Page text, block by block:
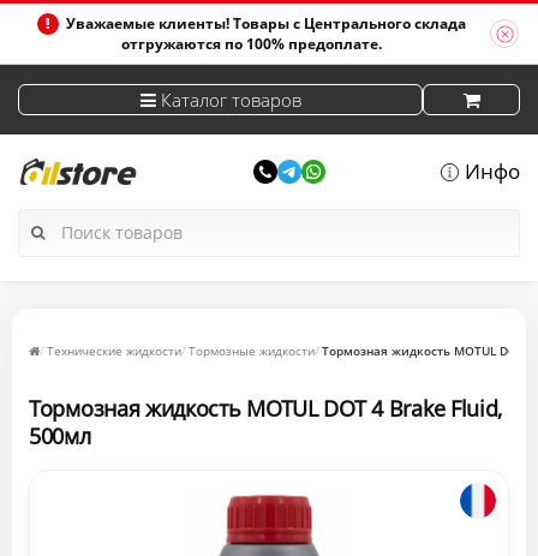
Уважаемые клиенты! Товары с Центрального склада
отгружаются по 100% предоплате.
Каталог товаров
Инфо
Технические жидкости Тормозные жидкости Тормозная жидкость MOTUL DOT
Тормозная жидкость MOTUL DOT 4 Brake Fluid,
500мл